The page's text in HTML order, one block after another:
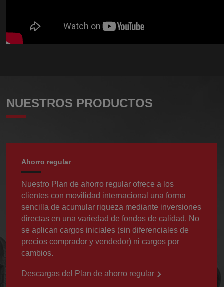
NUESTROS PRODUCTOS
Ahorro regular
Nuestro Plan de ahorro regular ofrece a los
clientes con movilidad internacional una forma
sencilla de acumular riqueza mediante inversiones
directas en una variedad de fondos de calidad. No
se aplican cargos iniciales (sin diferenciales de
precios comprador y vendedor) ni cargos por
cambios.
Descargas del Plan de ahorro regular